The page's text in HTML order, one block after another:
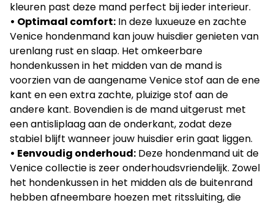
kleuren past deze mand perfect bij ieder interieur.
• Optimaal comfort: In deze luxueuze en zachte
Venice hondenmand kan jouw huisdier genieten van
urenlang rust en slaap. Het omkeerbare
hondenkussen in het midden van de mand is
voorzien van de aangename Venice stof aan de ene
kant en een extra zachte, pluizige stof aan de
andere kant. Bovendien is de mand uitgerust met
een antisliplaag aan de onderkant, zodat deze
stabiel blijft wanneer jouw huisdier erin gaat liggen.
• Eenvoudig onderhoud: Deze hondenmand uit de
Venice collectie is zeer onderhoudsvriendelijk. Zowel
het hondenkussen in het midden als de buitenrand
hebben afneembare hoezen met ritssluiting, die